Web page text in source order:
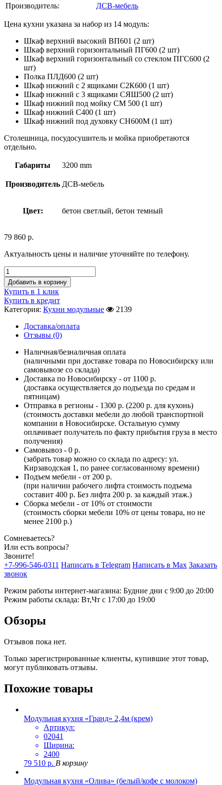
Производитель:
ДСВ-мебель
Цена кухни указана за набор из 14 модуль:
Шкаф верхний высокий ВП601 (2 шт)
Шкаф верхний горизонтальный ПГ600 (2 шт)
Шкаф верхний горизонтальный со стеклом ПГС600 (2
шт)
Полка ПЛД600 (2 шт)
Шкаф нижний с 2 ящиками С2К600 (1 шт)
Шкаф нижний с 3 ящиками СЯШ500 (2 шт)
Шкаф нижний под мойку СМ 500 (1 шт)
Шкаф нижний С400 (1 шт)
Шкаф нижний под духовку СН600М (1 шт)
Столешница, посудосушитель и мойка приобретаются
отдельно.
Габариты 3200 mm
Производитель ДСВ-мебель
Цвет: бетон светлый, бетон темный
79 860 р.
Актуальность цены и наличие уточняйте по телефону.
Добавить в корзину
Купить в 1 клик
Купить в кредит
Категория: Кухни модульные
2139
Доставка/оплата
Отзывы (0)
Наличная/безналичная оплата
(наличными при доставке товара по Новосибирску или
самовывозе со склада)
Доставка по Новосибирску - от 1100 р.
(доставка осуществляется до подъезда по средам и
пятницам)
Отправка в регионы - 1300 р. (2200 р. для кухонь)
(стоимость доставки мебели до любой транспортной
компании в Новосибирске. Остальную сумму
оплачивает получатель по факту прибытия груза в место
получения)
Самовывоз - 0 р.
(забрать товар можно со склада по адресу: ул.
Кирзаводская 1, по ранее согласованному времени)
Подъем мебели - от 200 р.
(при наличии рабочего лифта стоимость подъема
составит 400 р. Без лифта 200 р. за каждый этаж.)
Сборка мебели - от 10% от стоимости
(стоимость сборки мебели 10% от цены товара, но не
менее 2100 р.)
Сомневаетесь?
Или есть вопросы?
Звоните!
+7-996-546-0311 Написать в Telegram Написать в Max Заказать
звонок
Режим работы интернет-магазина: Будние дни с 9:00 до 20:00
Режим работы склада: Вт,Чт с 17:00 до 19:00
Обзоры
Отзывов пока нет.
Только зарегистрированные клиенты, купившие этот товар,
могут публиковать отзывы.
Похожие товары
Модульная кухня «Гранд» 2,4м (крем)
Артикул:
02041
Ширина:
2400
79 510 р. В корзину
Модульная кухня «Олива» (белый/кофе с молоком)